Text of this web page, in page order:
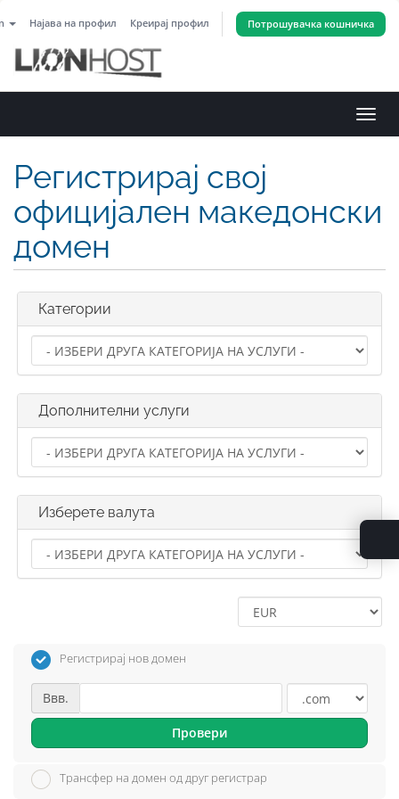
Најава на профил Креирај профил Потрошувачка кошничка
ја
Регистрирај свој
официјален македонски
домен
Категории
Дополнителни услуги
Изберете валута
Регистрирај нов домен
Ввв.
Провери
Трансфер на домен од друг регистрар